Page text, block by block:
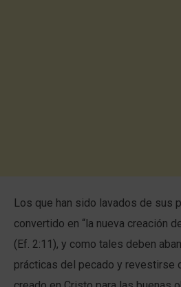
Los que han sido lavados de sus
convertido en “la nueva creación
(Ef. 2:11), y como tales deben
prácticas del pecado y revestirse